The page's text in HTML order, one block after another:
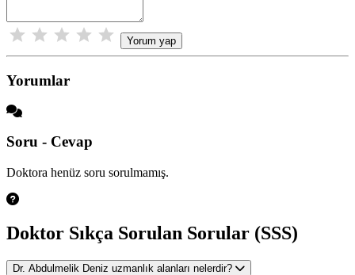
Yorum yap
Yorumlar
Soru - Cevap
Doktora henüz soru sorulmamış.
Doktor Sıkça Sorulan Sorular (SSS)
Dr. Abdulmelik Deniz uzmanlık alanları nelerdir?